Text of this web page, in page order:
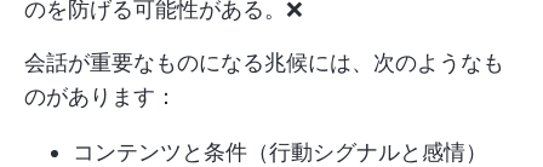
のを防げる可能性がある。❌
会話が重要なものになる兆候には、次のようなも
のがあります：
コンテンツと条件（行動シグナルと感情）